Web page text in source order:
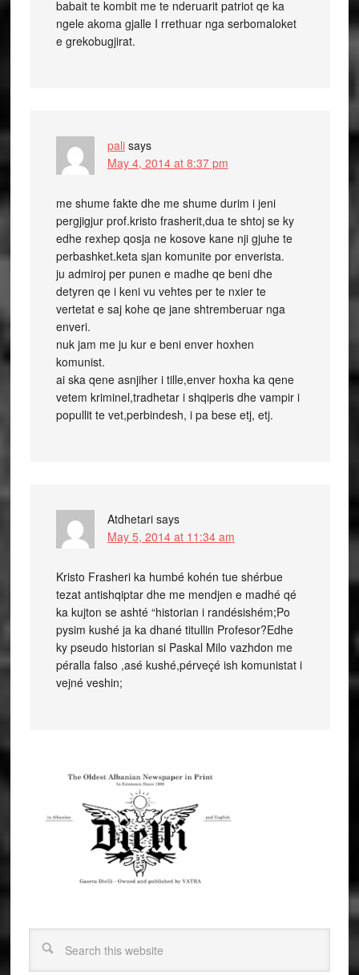
babait te kombit me te nderuarit patriot qe ka
ngele akoma gjalle I rrethuar nga serbomaloket
e grekobugjirat.
pali says
May 4, 2014 at 8:37 pm
me shume fakte dhe me shume durim i jeni
pergjigjur prof.kristo frasherit,dua te shtoj se ky
edhe rexhep qosja ne kosove kane nji gjuhe te
perbashket.keta sjan komunite por enverista.
ju admiroj per punen e madhe qe beni dhe
detyren qe i keni vu vehtes per te nxier te
vertetat e saj kohe qe jane shtremberuar nga
enveri.
nuk jam me ju kur e beni enver hoxhen
komunist.
ai ska qene asnjiher i tille,enver hoxha ka qene
vetem kriminel,tradhetar i shqiperis dhe vampir i
popullit te vet,perbindesh, i pa bese etj, etj.
Atdhetari says
May 5, 2014 at 11:34 am
Kristo Frasheri ka humbé kohén tue shérbue
tezat antishqiptar dhe me mendjen e madhé qé
ka kujton se ashté “historian i randésishém;Po
pysim kushé ja ka dhané titullin Profesor?Edhe
ky pseudo historian si Paskal Milo vazhdon me
péralla falso ,asé kushé,pérveçé ish komunistat i
vejné veshin;